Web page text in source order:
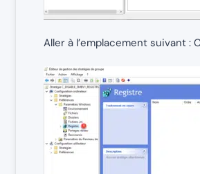
Aller à l’emplacement suivant